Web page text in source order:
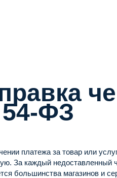
ФЗ
платежа за товар или
За каждый недоставленный
большинства магазинов и